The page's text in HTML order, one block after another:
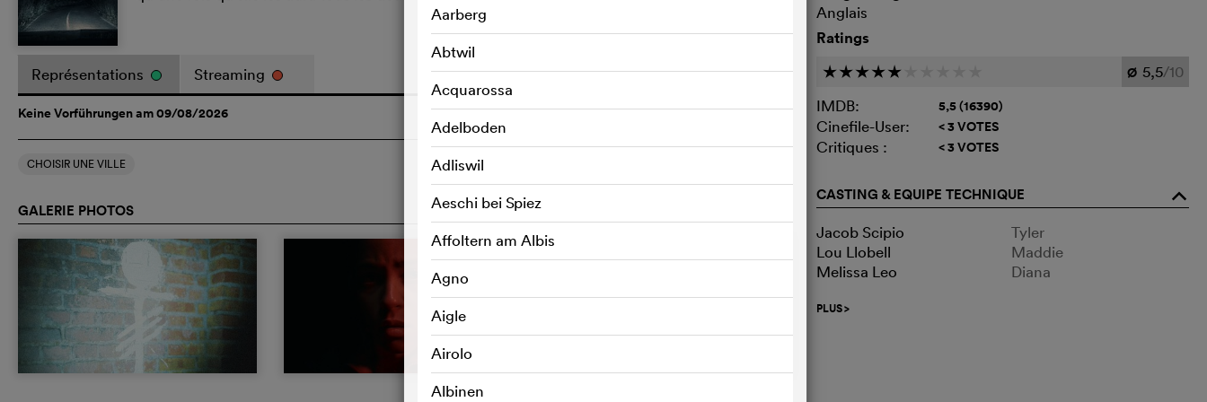
Représentations Streaming
Keine Vorführungen am 09/08/2026
CHOISIR UNE VILLE
Aarberg
Abtwil
Acquarossa
Adelboden
Adliswil
Aeschi bei Spiez
Affoltern am Albis
Agno
Aigle
Airolo
Albinen
GALERIE PHOTOS
Anglais
Ratings
c c c c c Ø 5,5/10
IMDB:
5,5 (16390)
Cinefile-User: < 3 VOTES
Critiques : < 3 VOTES
CASTING & EQUIPE TECHNIQUE o
Jacob Scipio
Tyler
Lou Llobell
Maddie
Melissa Leo
Diana
PLUS>